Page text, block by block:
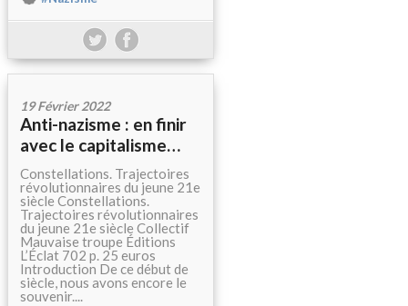
19 Février 2022
Anti-nazisme : en finir
avec le capitalisme…
Constellations. Trajectoires
révolutionnaires du jeune 21e
siècle Constellations.
Trajectoires révolutionnaires
du jeune 21e siècle Collectif
Mauvaise troupe Éditions
L’Éclat 702 p. 25 euros
Introduction De ce début de
siècle, nous avons encore le
souvenir....